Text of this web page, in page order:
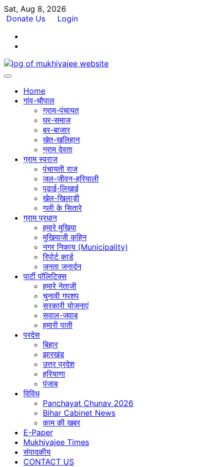
Skip
to
Sat, Aug 8, 2026
Donate Us
Login
Home
गांव-चौपाल
ग्राम-पंचायत
घर-समाज
बर-बाजार
खेत-खलिहान
ग्राम देवता
ग्राम स्वराज
पंचायती राज
जल-जीवन-हरियाली
पढ़ाई-लिखाई
खेल-खिलाड़ी
गली के सितारे
ग्राम प्रधान
हमारे मुखिया
मुखियाजी कहिन
नगर निकाय (Municipality)
रिपोर्ट कार्ड
जनता जनार्दन
पार्टी पॉलिटिक्स
हमारे नेताजी
चुनावी गपशप
सरकारी योजनाएं
सवाल-जवाब
हमारी पाती
परदेस
बिहार
झारखंड
उत्तर प्रदेश
हरियाणा
पंजाब
विविध
Panchayat Chunav 2026
Bihar Cabinet News
काम की खबर
E-Paper
Mukhiyajee Times
संपादकीय
CONTACT US